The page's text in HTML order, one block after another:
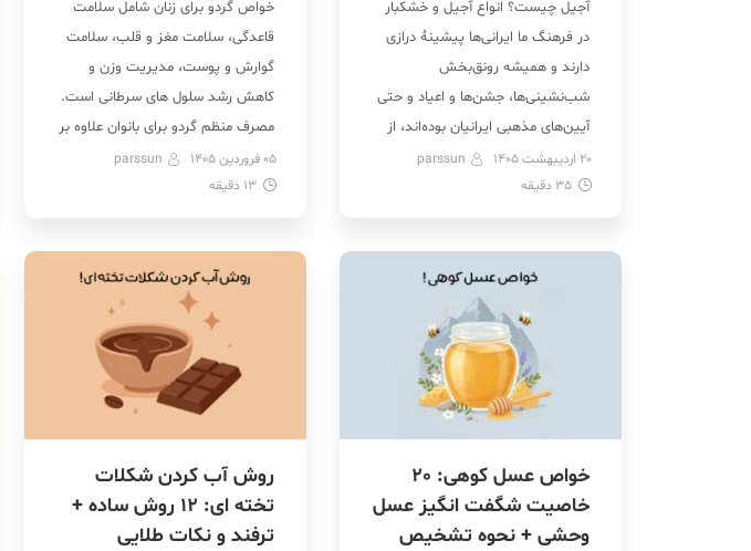
آجیل چیست؟ انواع آجیل و خشکبار
در فرهنگ ما ایرانی‌ها پیشینۀ درازی
دارند و همیشه رونق‌بخش
شب‌نشینی‌ها، جشن‌ها و اعیاد و حتی
آیین‌های مذهبی ایرانیان بوده‌اند، از
آجیل عید و شب یلدا گرفته تا
آجیل‌های نذری مانند آجیل مشکل‌گشا.
شب‌نشینی‌هایشان به‌خصوص در
شب‌های سرد و طولانی زمستان خود را
20 اردیبهشت 1405
parssun
35 دقیقه
خواص گردو برای زنان شامل سلامت
قاعدگی، سلامت مغز و قلب، سلامت
گوارش و پوست، مدیریت وزن و
کاهش رشد سلول های سرطانی است.
مصرف منظم گردو برای بانوان علاوه بر
جوانسازی پوست و مو، موجب سلامت
رحم و تخمدان می‌شود. از دیگر فواید
مغز چرب در کاهش […]
05 فروردین 1405
parssun
13 دقیقه
خواص عسل کوهی: 20
خاصیت شگفت انگیز عسل
وحشی + نحوه تشخیص
روش آب کردن شکلات
تخته ای: 12 روش ساده +
ترفند و نکات طلایی